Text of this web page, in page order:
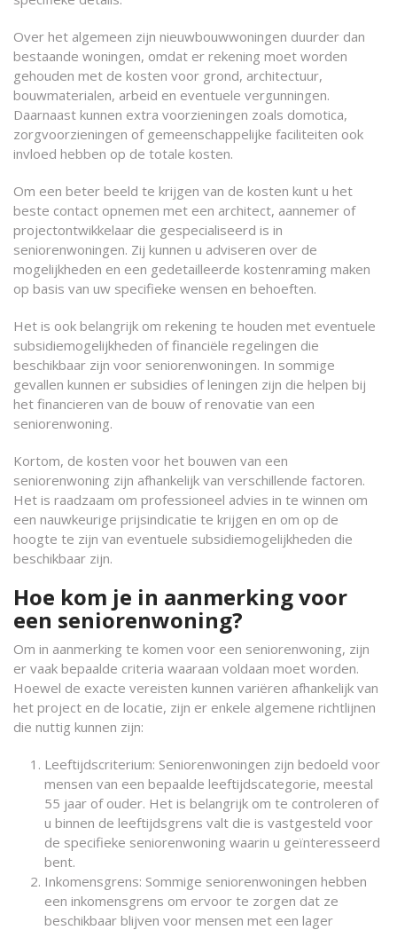
Over het algemeen zijn nieuwbouwwoningen duurder dan
bestaande woningen, omdat er rekening moet worden
gehouden met de kosten voor grond, architectuur,
bouwmaterialen, arbeid en eventuele vergunningen.
Daarnaast kunnen extra voorzieningen zoals domotica,
zorgvoorzieningen of gemeenschappelijke faciliteiten ook
invloed hebben op de totale kosten.
Om een beter beeld te krijgen van de kosten kunt u het
beste contact opnemen met een architect, aannemer of
projectontwikkelaar die gespecialiseerd is in
seniorenwoningen. Zij kunnen u adviseren over de
mogelijkheden en een gedetailleerde kostenraming maken
op basis van uw specifieke wensen en behoeften.
Het is ook belangrijk om rekening te houden met eventuele
subsidiemogelijkheden of financiële regelingen die
beschikbaar zijn voor seniorenwoningen. In sommige
gevallen kunnen er subsidies of leningen zijn die helpen bij
het financieren van de bouw of renovatie van een
seniorenwoning.
Kortom, de kosten voor het bouwen van een
seniorenwoning zijn afhankelijk van verschillende factoren.
Het is raadzaam om professioneel advies in te winnen om
een nauwkeurige prijsindicatie te krijgen en om op de
hoogte te zijn van eventuele subsidiemogelijkheden die
beschikbaar zijn.
Hoe kom je in aanmerking voor
een seniorenwoning?
Om in aanmerking te komen voor een seniorenwoning, zijn
er vaak bepaalde criteria waaraan voldaan moet worden.
Hoewel de exacte vereisten kunnen variëren afhankelijk van
het project en de locatie, zijn er enkele algemene richtlijnen
die nuttig kunnen zijn:
Leeftijdscriterium: Seniorenwoningen zijn bedoeld voor
mensen van een bepaalde leeftijdscategorie, meestal
55 jaar of ouder. Het is belangrijk om te controleren of
u binnen de leeftijdsgrens valt die is vastgesteld voor
de specifieke seniorenwoning waarin u geïnteresseerd
bent.
Inkomensgrens: Sommige seniorenwoningen hebben
een inkomensgrens om ervoor te zorgen dat ze
beschikbaar blijven voor mensen met een lager